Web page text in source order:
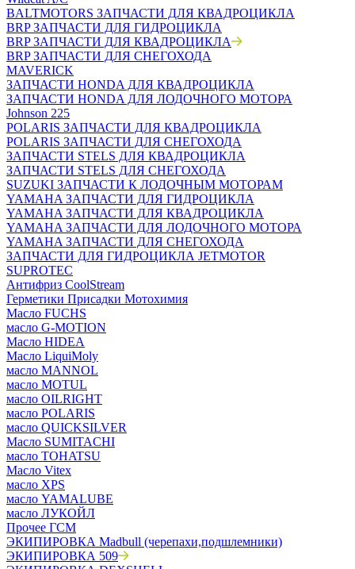
BALTMOTORS ЗАПЧАСТИ ДЛЯ КВАДРОЦИКЛА
BRP ЗАПЧАСТИ ДЛЯ ГИДРОЦИКЛА
BRP ЗАПЧАСТИ ДЛЯ КВАДРОЦИКЛА
BRP ЗАПЧАСТИ ДЛЯ СНЕГОХОДА
MAVERICK
ЗАПЧАСТИ HONDA ДЛЯ КВАДРОЦИКЛА
ЗАПЧАСТИ HONDA ДЛЯ ЛОДОЧНОГО МОТОРА
Johnson 225
POLARIS ЗАПЧАСТИ ДЛЯ КВАДРОЦИКЛА
POLARIS ЗАПЧАСТИ ДЛЯ СНЕГОХОДА
ЗАПЧАСТИ STELS ДЛЯ КВАДРОЦИКЛА
ЗАПЧАСТИ STELS ДЛЯ СНЕГОХОДА
SUZUKI ЗАПЧАСТИ К ЛОДОЧНЫМ МОТОРАМ
YAMAHA ЗАПЧАСТИ ДЛЯ ГИДРОЦИКЛА
YAMAHA ЗАПЧАСТИ ДЛЯ КВАДРОЦИКЛА
YAMAHA ЗАПЧАСТИ ДЛЯ ЛОДОЧНОГО МОТОРА
YAMAHA ЗАПЧАСТИ ДЛЯ СНЕГОХОДА
ЗАПЧАСТИ ДЛЯ ГИДРОЦИКЛА JETMOTOR
SUPROTEC
Антифриз CoolStream
Герметики Присадки Мотохимия
Масло FUCHS
масло G-MOTION
Масло HIDEA
Масло LiquiMoly
масло MANNOL
масло MOTUL
масло OILRIGHT
масло POLARIS
масло QUICKSILVER
Масло SUMITACHI
масло TOHATSU
Масло Vitex
масло XPS
масло YAMALUBE
масло ЛУКОЙЛ
Прочее ГСМ
ЭКИПИРОВКА Madbull (черепахи,подшлемники)
ЭКИПИРОВКА 509